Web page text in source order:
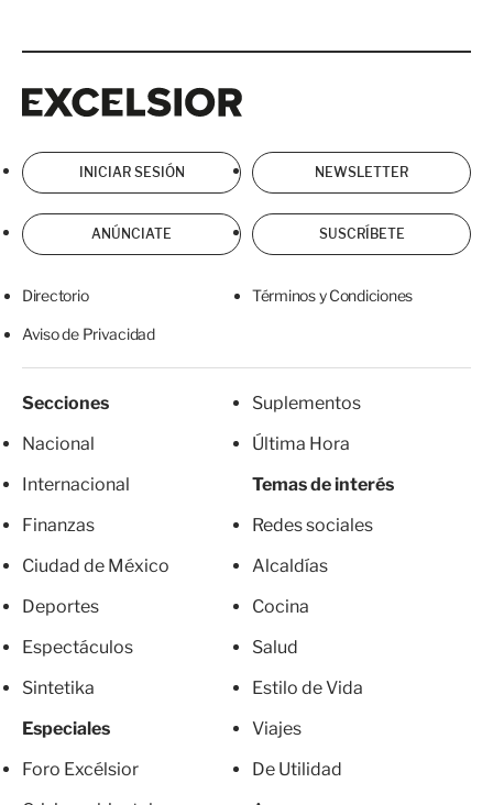
INICIAR SESIÓN NEWSLETTER
ANÚNCIATE SUSCRÍBETE
Directorio Términos y Condiciones
Aviso de Privacidad
Secciones
Nacional
Internacional
Finanzas
Ciudad de México
Deportes
Espectáculos
Sintetika
Especiales
Foro Excélsior
Suplementos
Última Hora
Temas de interés
Redes sociales
Alcaldías
Cocina
Salud
Estilo de Vida
Viajes
De Utilidad